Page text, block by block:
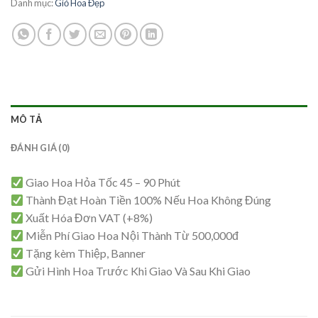
Danh mục:Giỏ Hoa Đẹp
MÔ TẢ
ĐÁNH GIÁ (0)
Giao Hoa Hỏa Tốc 45 – 90 Phút
Thành Đạt Hoàn Tiền 100% Nếu Hoa Không Đúng
Xuất Hóa Đơn VAT (+8%)
Miễn Phí Giao Hoa Nội Thành Từ 500,000đ
Tặng kèm Thiệp, Banner
Gửi Hình Hoa Trước Khi Giao Và Sau Khi Giao